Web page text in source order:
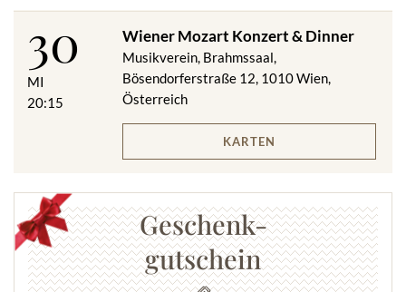
- 1 Ticket der Kategorie C
- Dinner ohne Getränke (um 18 bzw. um 22.15 Uhr)
- Eine Golden Collection - CD des Wiener Mozart Orchesters
Spesenfreie Stornierung von Konzertkarten bis 12 Stunden vor
Veranstaltungsort:
Österreich
Änderungen vorbehalten.
30
MI
20:15
Wiener Mozart Konzert & Dinner
Musikverein, Brahmssaal,
Bösendorferstraße 12, 1010 Wien,
Österreich
KARTEN
Geschenk-
gutschein